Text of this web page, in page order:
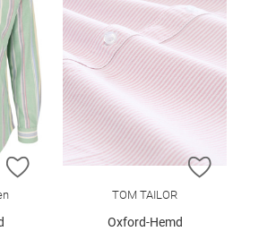
ZUR WUNSCHLISTE HINZUFÜGEN
ZUR
TOM TAILOR
Oxford-Hemd